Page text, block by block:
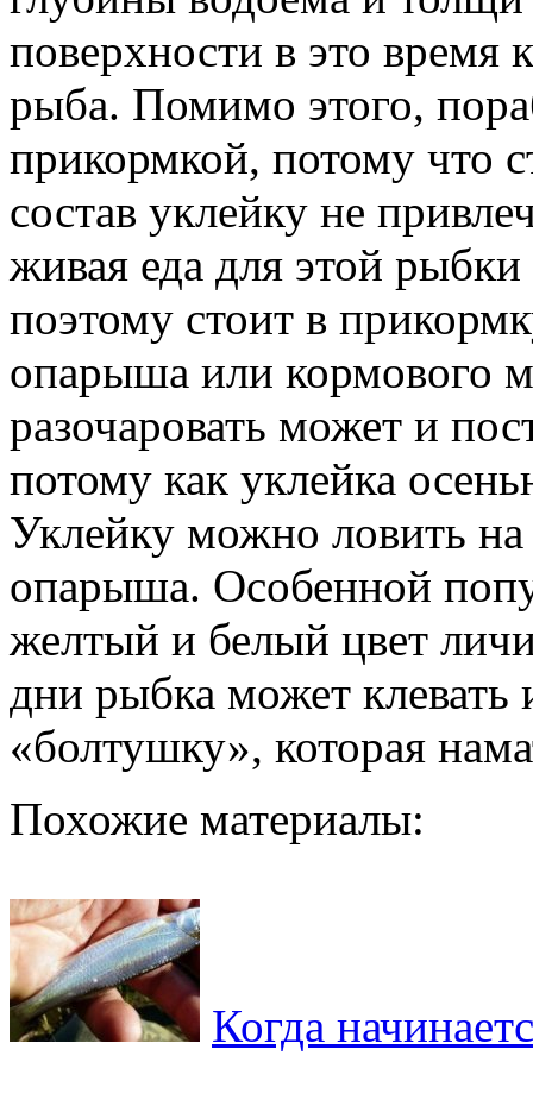
поверхности в это время
рыба. Помимо этого,
прикормкой, потому что
состав уклейку не
живая еда для этой
поэтому стоит в
опарыша или кормового
разочаровать может и
потому как уклейка
Уклейку можно ловить
опарыша. Особенной
желтый и белый цвет
дни рыбка может
«болтушку», которая
Похожие материалы:
Когда